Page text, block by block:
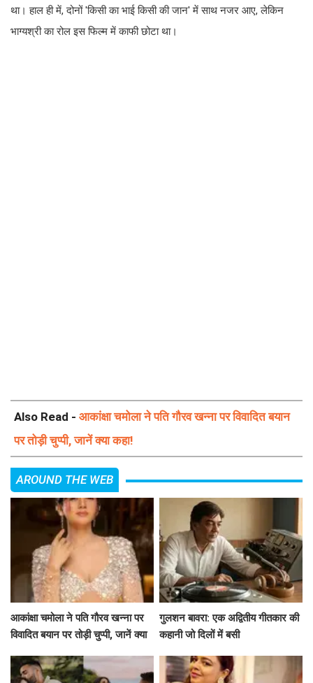
था। हाल ही में, दोनों 'किसी का भाई किसी की जान' में साथ नजर आए, लेकिन
भाग्यश्री का रोल इस फिल्म में काफी छोटा था।
Also Read - आकांक्षा चमोला ने पति गौरव खन्ना पर विवादित बयान
पर तोड़ी चुप्पी, जानें क्या कहा!
AROUND THE WEB
आकांक्षा चमोला ने पति गौरव खन्ना पर
विवादित बयान पर तोड़ी चुप्पी, जानें क्या
गुलशन बावरा: एक अद्वितीय गीतकार की
कहानी जो दिलों में बसी